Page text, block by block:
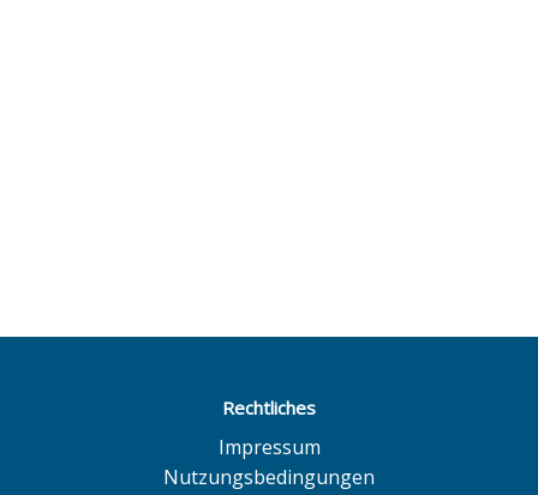
Rechtliches
Impressum
Nutzungsbedingungen